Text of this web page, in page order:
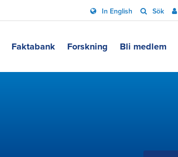
In English Sök
Faktabank Forskning Bli medlem